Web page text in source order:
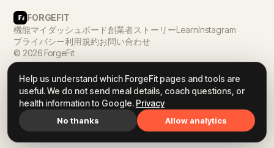
FORGEFIT
機能マイダッシュボード創業者ストーリーLearnInstagram
プライバシー利用規約お問い合わせ
© 2026 ForgeFit
Help us understand which ForgeFit pages and tools are
useful. We do not send meal details, coach questions, or
health information to Google. Privacy
No thanks Allow analytics